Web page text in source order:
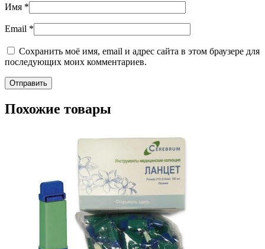
Имя *
Email *
Сохранить моё имя, email и адрес сайта в этом браузере для
последующих моих комментариев.
Похожие товары